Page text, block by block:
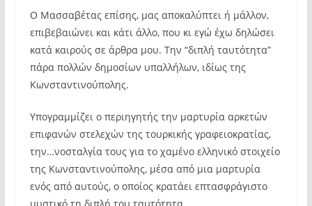
Ο Μασσαβέτας επίσης, μας αποκαλύπτει ή μάλλον,
επιβεβαιώνει και κάτι άλλο, που κι εγώ έχω δηλώσει
κατά καιρούς σε άρθρα μου. Την “διπλή ταυτότητα”
πάρα πολλών δημοσίων υπαλλήλων, ιδίως της
Κωνσταντινούπολης.
Υπογραμμίζει ο περιηγητής την μαρτυρία αρκετών
επιφανών στελεχών της τουρκικής γραφειοκρατίας,
την…νοσταλγία τους για το χαμένο ελληνικό στοιχείο
της Κωνσταντινούπολης, μέσα από μια μαρτυρία
ενός από αυτούς, ο οποίος κρατάει επτασφράγιστο